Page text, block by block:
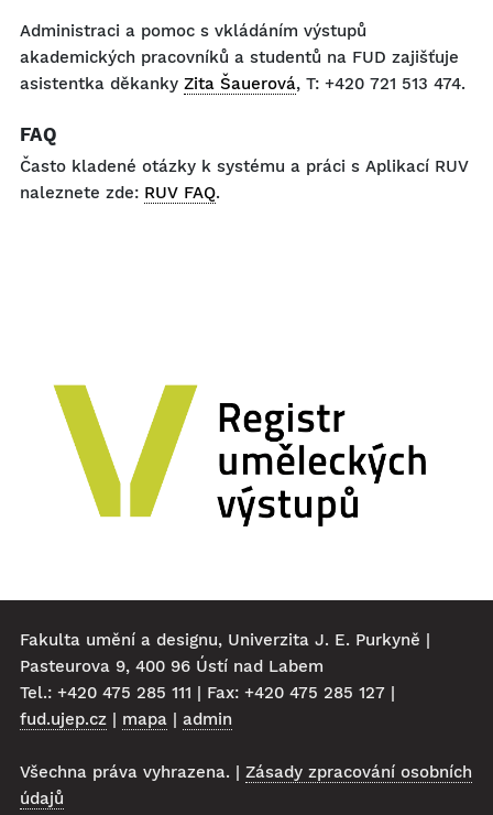
Administraci a pomoc s vkládáním výstupů
akademických pracovníků a studentů na FUD zajišťuje
asistentka děkanky Zita Šauerová, T: +420 721 513 474.
FAQ
Často kladené otázky k systému a práci s Aplikací RUV
naleznete zde: RUV FAQ.
Fakulta umění a designu, Univerzita J. E. Purkyně |
Pasteurova 9, 400 96 Ústí nad Labem
Tel.: +420 475 285 111 | Fax: +420 475 285 127 |
fud.ujep.cz
mapa admin
Všechna práva vyhrazena. | Zásady zpracování osobních
údajů